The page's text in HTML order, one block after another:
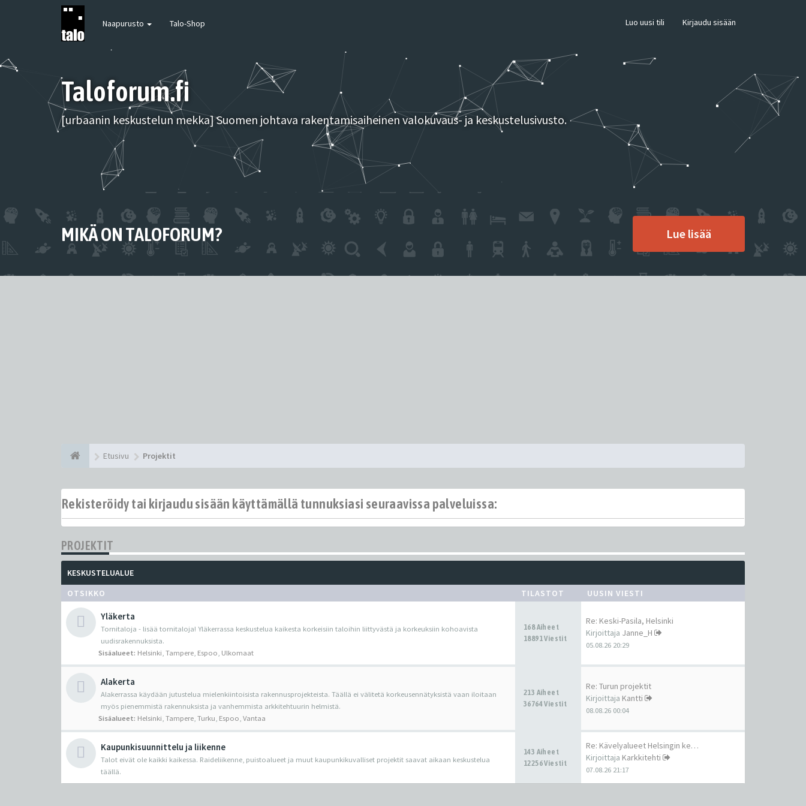
Naapurusto Talo-Shop Luo uusi tili Kirjaudu sisään
Taloforum.fi
[urbaanin keskustelun mekka] Suomen johtava rakentamisaiheinen valokuvaus- ja keskustelusivusto.
MIKÄ ON TALOFORUM? Lue lisää
Etusivu Projektit
Rekisteröidy tai kirjaudu sisään käyttämällä tunnuksiasi seuraavissa palveluissa:
PROJEKTIT
KESKUSTELUALUE
OTSIKKO
TILASTOT UUSIN VIESTI
Yläkerta
Tornitaloja - lisää tornitaloja! Yläkerrassa keskustelua kaikesta korkeisiin taloihin liittyvästä ja korkeuksiin kohoavista
uudisrakennuksista.
Sisäalueet: Helsinki Tampere Espoo Ulkomaat
168 Aiheet
18891 Viestit
Re: Keski-Pasila, Helsinki
Kirjoittaja Janne_H
05.08.26 20:29
Alakerta
Alakerrassa käydään jutustelua mielenkiintoisista rakennusprojekteista. Täällä ei välitetä korkeusennätyksistä vaan iloitaan
myös pienemmistä rakennuksista ja vanhemmista arkkitehtuurin helmistä.
Sisäalueet: Helsinki Tampere Turku Espoo Vantaa
213 Aiheet
36764 Viestit
Re: Turun projektit
Kirjoittaja Kantti
08.08.26 00:04
Kaupunkisuunnittelu ja liikenne
Talot eivät ole kaikki kaikessa. Raideliikenne, puistoalueet ja muut kaupunkikuvalliset projektit saavat aikaan keskustelua
täällä.
143 Aiheet
12256 Viestit
Re: Kävelyalueet Helsingin ke…
Kirjoittaja Karkkitehti
07.08.26 21:17